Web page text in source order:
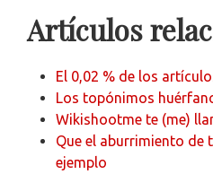
Artículos
El 0,02 % de los
Los topónimos
Wikishootme te (me)
Que el aburrimiento de
ejemplo